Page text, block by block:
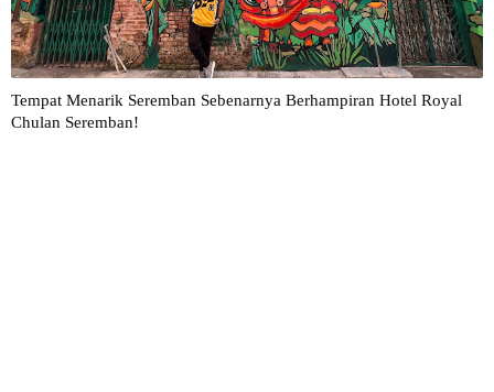
Tempat Menarik Seremban Sebenarnya Berhampiran Hotel Royal
Chulan Seremban!